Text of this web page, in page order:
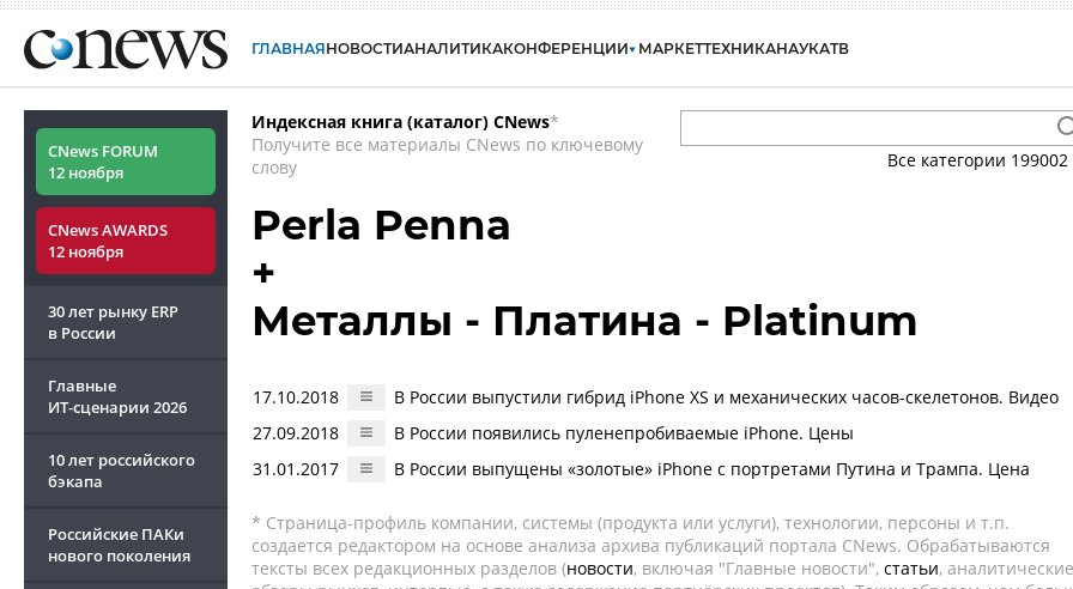
ГЛАВНАЯНОВОСТИАНАЛИТИКАКОНФЕРЕНЦИИ МАРКЕТТЕХНИКАНАУКАТВ
CNews FORUM
12 ноября
CNews AWARDS
12 ноября
30 лет рынку ERP
в России
Главные
ИТ-сценарии 2026
10 лет российского
бэкапа
Российские ПАКи
нового поколения
Индексная книга (каталог) CNews*
Получите все материалы CNews по ключевому
слову
Все категории 199002
Perla Penna
+
Металлы - Платина - Platinum
17.10.2018
В России выпустили гибрид iPhone XS и механических часов-скелетонов. Видео
27.09.2018
В России появились пуленепробиваемые iPhone. Цены
31.01.2017
В России выпущены «золотые» iPhone с портретами Путина и Трампа. Цена
* Страница-профиль компании, системы (продукта или услуги), технологии, персоны и т.п.
создается редактором на основе анализа архива публикаций портала CNews. Обрабатываются
тексты всех редакционных разделов (новости, включая "Главные новости", статьи, аналитические